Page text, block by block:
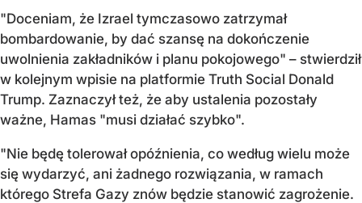
"Doceniam, że Izrael tymczasowo zatrzymał
bombardowanie, by dać szansę na dokończenie
uwolnienia zakładników i planu pokojowego" – stwierdził
w kolejnym wpisie na platformie Truth Social Donald
Trump. Zaznaczył też, że aby ustalenia pozostały
ważne, Hamas "musi działać szybko".
"Nie będę tolerował opóźnienia, co według wielu może
się wydarzyć, ani żadnego rozwiązania, w ramach
którego Strefa Gazy znów będzie stanowić zagrożenie.